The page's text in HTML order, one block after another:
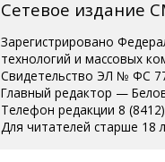
Сетевое издание
Зарегистрировано
технологий и массовых
Свидетельство ЭЛ № ФС
Главный редактор —
Телефон редакции 8
Для читателей старше 18